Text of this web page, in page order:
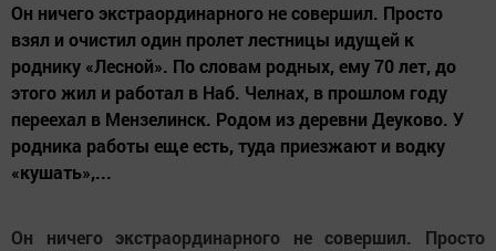
Он ничего экстраординарного не совершил. Просто
взял и очистил один пролет лестницы идущей к
роднику «Лесной». По словам родных, ему 70 лет, до
этого жил и работал в Наб. Челнах, в прошлом году
переехал в Мензелинск. Родом из деревни Деуково. У
родника работы еще есть, туда приезжают и водку
«кушать»,...
Он ничего экстраординарного не совершил. Просто